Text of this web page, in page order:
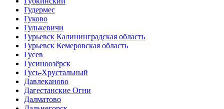
Гудермес
Гуково
Гулькевичи
Гурьевск Калининградская область
Гурьевск Кемеровская область
Гусев
Гусиноозёрск
Гусь-Хрустальный
Давлеканово
Дагестанские Огни
Далматово